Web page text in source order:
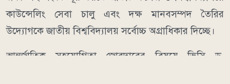
কাউন্সেলিং সেবা চালু এবং দক্ষ মানবসম্পদ তৈরির
উদ্যোগকে জাতীয় বিশ্ববিদ্যালয় সর্বোচ্চ অগ্রাধিকার দিচ্ছে।
আন্তর্জাতিক সহযোগিতা জোরদারের বিষয়ে ভিসি ড.